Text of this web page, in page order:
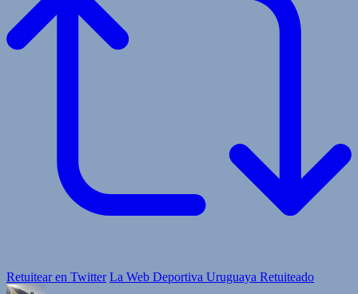
Retuitear en Twitter La Web Deportiva Uruguaya Retuiteado